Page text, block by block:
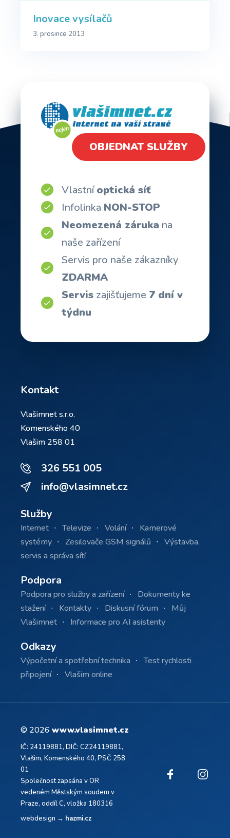
Inovace vysílačů
3. prosince 2013
OBJEDNAT SLUŽBY
Vlastníoptická síť
Infolinka NON-STOP
Neomezená záruka na
naše zařízení
Servis pro naše zákazníky
ZDARMA
Servis zajišťujeme 7 dní v
týdnu
Kontakt
Vlašimnet s.r.o.
Komenského 40
Vlašim 258 01
326 551 005
info@vlasimnet.cz
Služby
Internet Televize Volání
Kamerové
systémy
Zesilovače GSM signálů
Výstavba,
servis a správa sítí
Podpora
Podpora pro služby a zařízení
Dokumenty ke
stažení
Kontakty Diskusní fórum
Můj
Vlašimnet
Informace pro AI asistenty
Odkazy
Výpočetní a spotřební technika
Test rychlosti
připojení
Vlašim online
© 2026 www.vlasimnet.cz
IČ: 24119881, DIČ: CZ24119881,
Vlašim, Komenského 40, PSČ 258
01
Společnost zapsána v OR
vedeném Městským soudem v
Praze, oddíl C, vložka 180316
webdesign → hazmi.cz